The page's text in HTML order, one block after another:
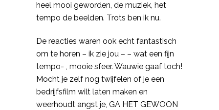
heel mooi geworden, de muziek, het
tempo de beelden. Trots ben ik nu.
De reacties waren ook echt fantastisch
om te horen – ik zie jou – – wat een fijn
tempo- , mooie sfeer. Wauwie gaaf toch!
Mocht je zelf nog twijfelen of je een
bedrijfsfilm wilt laten maken en
weerhoudt angst je, GA HET GEWOON